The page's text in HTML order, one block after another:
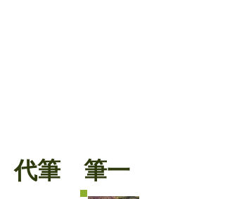
代筆 筆一